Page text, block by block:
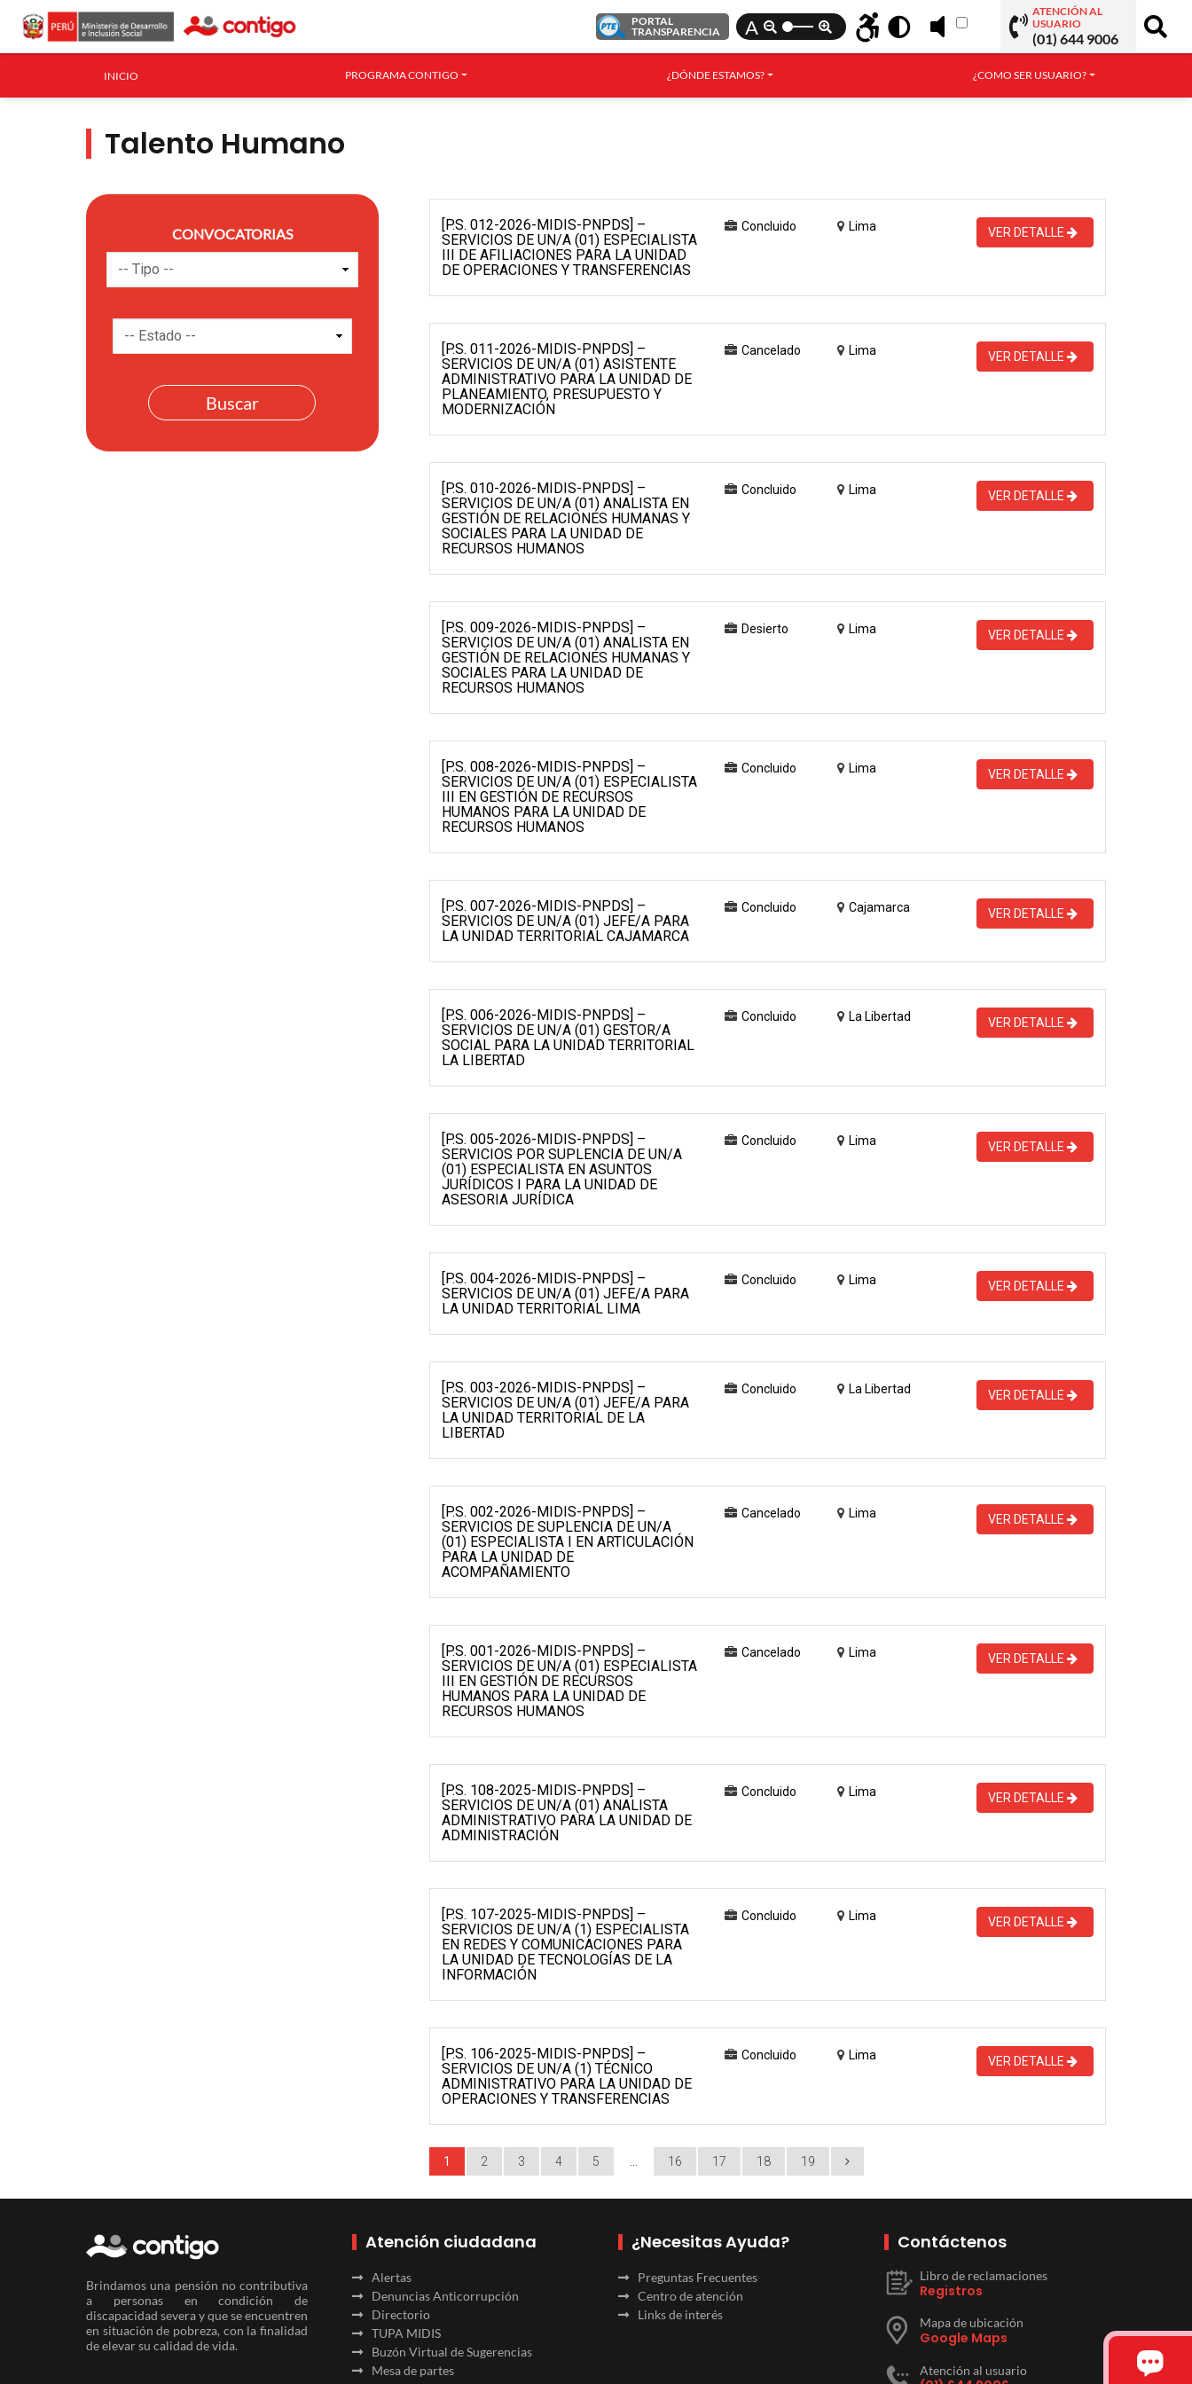
PORTAL
TRANSPARENCIA
A
ATENCIÓN AL
USUARIO
(01) 644 9006
INICIO PROGRAMA CONTIGO ¿DÓNDE ESTAMOS? ¿COMO SER USUARIO?
Talento Humano
CONVOCATORIAS
[P.S. 012-2026-MIDIS-PNPDS] –
SERVICIOS DE UN/A (01) ESPECIALISTA
III DE AFILIACIONES PARA LA UNIDAD
DE OPERACIONES Y TRANSFERENCIAS
Concluido Lima VER DETALLE
[P.S. 011-2026-MIDIS-PNPDS] –
SERVICIOS DE UN/A (01) ASISTENTE
ADMINISTRATIVO PARA LA UNIDAD DE
PLANEAMIENTO, PRESUPUESTO Y
MODERNIZACIÓN
Cancelado Lima VER DETALLE
[P.S. 010-2026-MIDIS-PNPDS] –
SERVICIOS DE UN/A (01) ANALISTA EN
GESTIÓN DE RELACIONES HUMANAS Y
SOCIALES PARA LA UNIDAD DE
RECURSOS HUMANOS
Concluido Lima VER DETALLE
[P.S. 009-2026-MIDIS-PNPDS] –
SERVICIOS DE UN/A (01) ANALISTA EN
GESTIÓN DE RELACIONES HUMANAS Y
SOCIALES PARA LA UNIDAD DE
RECURSOS HUMANOS
Desierto Lima VER DETALLE
[P.S. 008-2026-MIDIS-PNPDS] –
SERVICIOS DE UN/A (01) ESPECIALISTA
III EN GESTIÓN DE RECURSOS
HUMANOS PARA LA UNIDAD DE
RECURSOS HUMANOS
Concluido Lima VER DETALLE
[P.S. 007-2026-MIDIS-PNPDS] –
SERVICIOS DE UN/A (01) JEFE/A PARA
LA UNIDAD TERRITORIAL CAJAMARCA
Concluido Cajamarca VER DETALLE
[P.S. 006-2026-MIDIS-PNPDS] –
SERVICIOS DE UN/A (01) GESTOR/A
SOCIAL PARA LA UNIDAD TERRITORIAL
LA LIBERTAD
Concluido La Libertad VER DETALLE
[P.S. 005-2026-MIDIS-PNPDS] –
SERVICIOS POR SUPLENCIA DE UN/A
(01) ESPECIALISTA EN ASUNTOS
JURÍDICOS I PARA LA UNIDAD DE
ASESORIA JURÍDICA
Concluido Lima VER DETALLE
[P.S. 004-2026-MIDIS-PNPDS] –
SERVICIOS DE UN/A (01) JEFE/A PARA
LA UNIDAD TERRITORIAL LIMA
Concluido Lima VER DETALLE
[P.S. 003-2026-MIDIS-PNPDS] –
SERVICIOS DE UN/A (01) JEFE/A PARA
LA UNIDAD TERRITORIAL DE LA
LIBERTAD
Concluido La Libertad VER DETALLE
[P.S. 002-2026-MIDIS-PNPDS] –
SERVICIOS DE SUPLENCIA DE UN/A
(01) ESPECIALISTA I EN ARTICULACIÓN
PARA LA UNIDAD DE
ACOMPAÑAMIENTO
Cancelado Lima VER DETALLE
[P.S. 001-2026-MIDIS-PNPDS] –
SERVICIOS DE UN/A (01) ESPECIALISTA
III EN GESTIÓN DE RECURSOS
HUMANOS PARA LA UNIDAD DE
RECURSOS HUMANOS
Cancelado Lima VER DETALLE
[P.S. 108-2025-MIDIS-PNPDS] –
SERVICIOS DE UN/A (01) ANALISTA
ADMINISTRATIVO PARA LA UNIDAD DE
ADMINISTRACIÓN
Concluido Lima VER DETALLE
[P.S. 107-2025-MIDIS-PNPDS] –
SERVICIOS DE UN/A (1) ESPECIALISTA
EN REDES Y COMUNICACIONES PARA
LA UNIDAD DE TECNOLOGÍAS DE LA
INFORMACIÓN
Concluido Lima VER DETALLE
[P.S. 106-2025-MIDIS-PNPDS] –
SERVICIOS DE UN/A (1) TÉCNICO
ADMINISTRATIVO PARA LA UNIDAD DE
OPERACIONES Y TRANSFERENCIAS
Concluido Lima VER DETALLE
1 2 3 4 5 16 17 18 19
Brindamos una pensión no contributiva
a personas en condición de
discapacidad severa y que se encuentren
en situación de pobreza, con la finalidad
de elevar su calidad de vida.
Atención ciudadana
Alertas
Denuncias Anticorrupción
Directorio
TUPA MIDIS
Buzón Virtual de Sugerencias
Mesa de partes
¿Necesitas Ayuda?
Preguntas Frecuentes
Centro de atención
Links de interés
Contáctenos
Libro de reclamaciones
Registros
Mapa de ubicación
Google Maps
Atención al usuario